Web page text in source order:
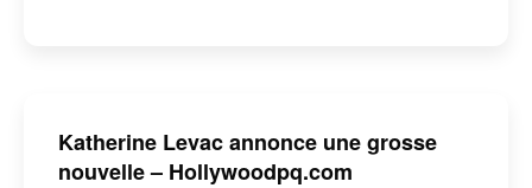
Katherine Levac annonce une grosse
nouvelle – Hollywoodpq.com